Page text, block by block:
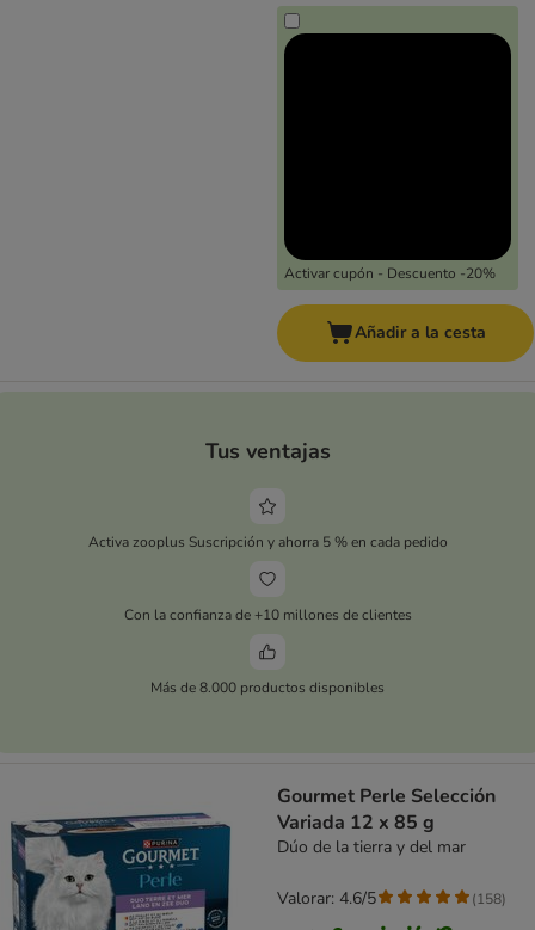
Activar cupón - Descuento -20%
Añadir a la cesta
Tus ventajas
Activa zooplus Suscripción y ahorra 5 % en cada pedido
Con la confianza de +10 millones de clientes
Más de 8.000 productos disponibles
Gourmet Perle Selección
Variada 12 x 85 g
Dúo de la tierra y del mar
Valorar: 4.6/5 (158)